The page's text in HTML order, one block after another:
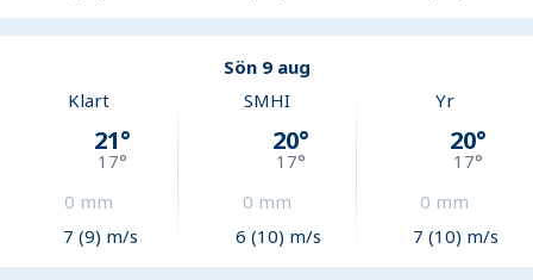
Sön 9 aug
Klart
21°
17°
0 mm
7 (9) m/s
SMHI
20°
17°
0 mm
6 (10) m/s
Yr
20°
17°
0 mm
7 (10) m/s